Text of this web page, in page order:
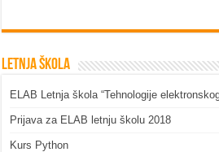
Letnja škola
ELAB Letnja škola “Tehnologije
Prijava za ELAB letnju školu 2018
Kurs Python